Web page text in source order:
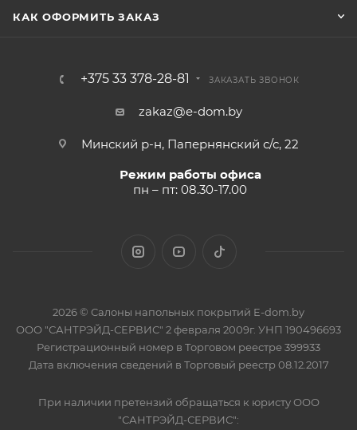
КАК ОФОРМИТЬ ЗАКАЗ
+375 33 378-28-81 ЗАКАЗАТЬ ЗВОНОК
zakaz@e-dom.by
Минский р-н, Папернянский с/с, 22
Режим работы офиса
пн – пт: 08.30-17.00
2026 © Салоны напольных покрытий E-dom.by
ООО "САНТРЭЙД-СЕРВИС" 2 февраля 2009г. УНП 190496693
Регистрационный номер в Торговом реестре 399933
Дата включения сведений в Торговый реестр 08.12.2017
При наличии претензий обращаться к юристу ООО
"САНТРЭЙД-СЕРВИС":